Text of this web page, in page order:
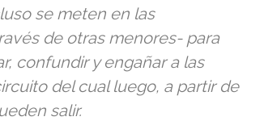
se meten en las
de otras menores- para
confundir y engañar a las
del cual luego, a partir de
salir.